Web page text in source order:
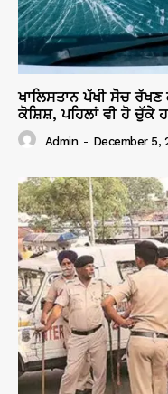
ਖਾਲਿਸਤਾਨ ਪੱਖੀ ਸੋਚ
ਕੋਸ਼ਿਸ਼, ਪਹਿਲਾਂ ਵੀ ਹੋ ਚੁੱਕੇ
Admin - December 5,